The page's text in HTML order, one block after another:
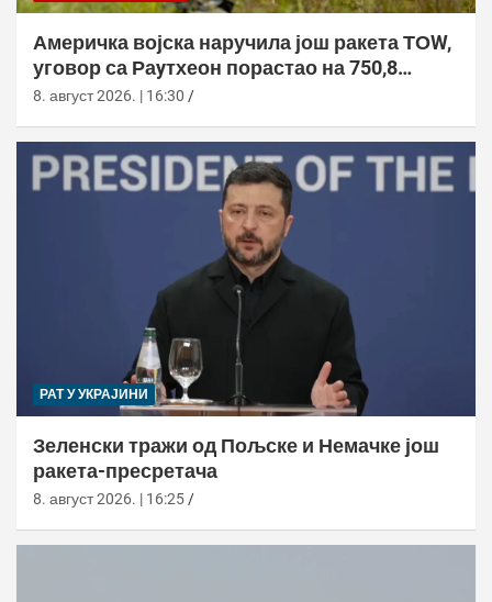
Америчка војска наручила још ракета ТОW,
уговор са Раyтхеон порастао на 750,8
милиона долара
8. август 2026. | 16:30
РАТ У УКРАЈИНИ
Зеленски тражи од Пољске и Немачке још
ракета-пресретача
8. август 2026. | 16:25